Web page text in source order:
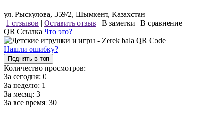
ул. Рыскулова, 359/2, Шымкент, Казахстан
1 отзывов | Оставить отзыв | В заметки | В сравнение
QR Ссылка Что это?
Нашли ошибку?
Поднять в топ
Количество просмотров:
За сегодня: 0
За неделю: 1
За месяц: 3
За все время: 30